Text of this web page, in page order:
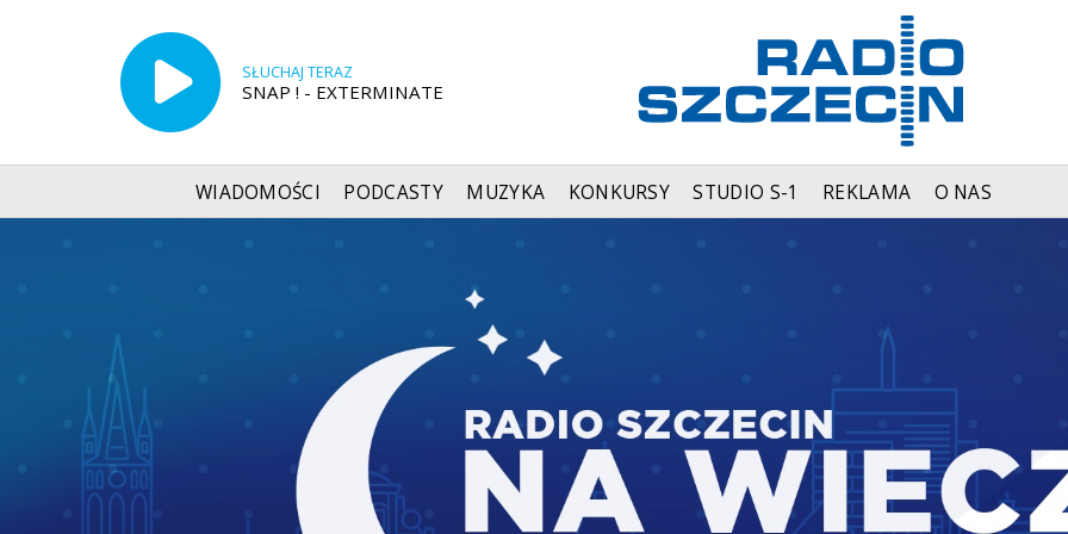
SŁUCHAJ TERAZ
SNAP ! - EXTERMINATE
WIADOMOŚCI PODCASTY MUZYKA KONKURSY STUDIO S-1 REKLAMA O NAS